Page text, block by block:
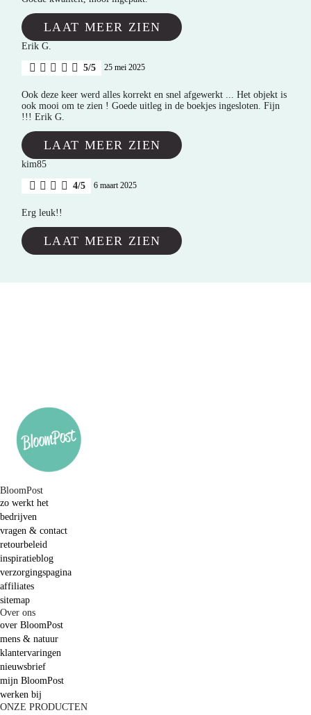
LAAT MEER ZIEN
Erik G.
5/5 25 mei 2025
Ook deze keer werd alles korrekt en snel afgewerkt ... Het objekt is
ook mooi om te zien ! Goede uitleg in de boekjes ingesloten. Fijn
!!! Erik G.
LAAT MEER ZIEN
kim85
4/5 6 maart 2025
Erg leuk!!
LAAT MEER ZIEN
BloomPost
zo werkt het
bedrijven
vragen & contact
retourbeleid
inspiratieblog
verzorgingspagina
affiliates
sitemap
Over ons
over BloomPost
mens & natuur
klantervaringen
nieuwsbrief
mijn BloomPost
werken bij
ONZE PRODUCTEN